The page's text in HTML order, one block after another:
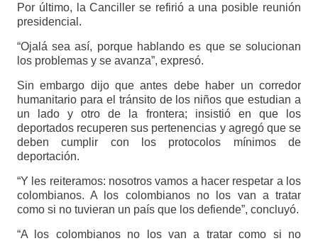
Por último, la Canciller se refirió a una posible reunión
presidencial.
“Ojalá sea así, porque hablando es que se solucionan
los problemas y se avanza”, expresó.
Sin embargo dijo que antes debe haber un corredor
humanitario para el tránsito de los niños que estudian a
un lado y otro de la frontera; insistió en que los
deportados recuperen sus pertenencias y agregó que se
deben cumplir con los protocolos mínimos de
deportación.
“Y les reiteramos: nosotros vamos a hacer respetar a los
colombianos. A los colombianos no los van a tratar
como si no tuvieran un país que los defiende”, concluyó.
“A los colombianos no los van a tratar como si no